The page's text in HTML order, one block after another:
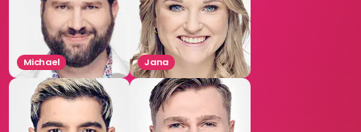
Michael Jana